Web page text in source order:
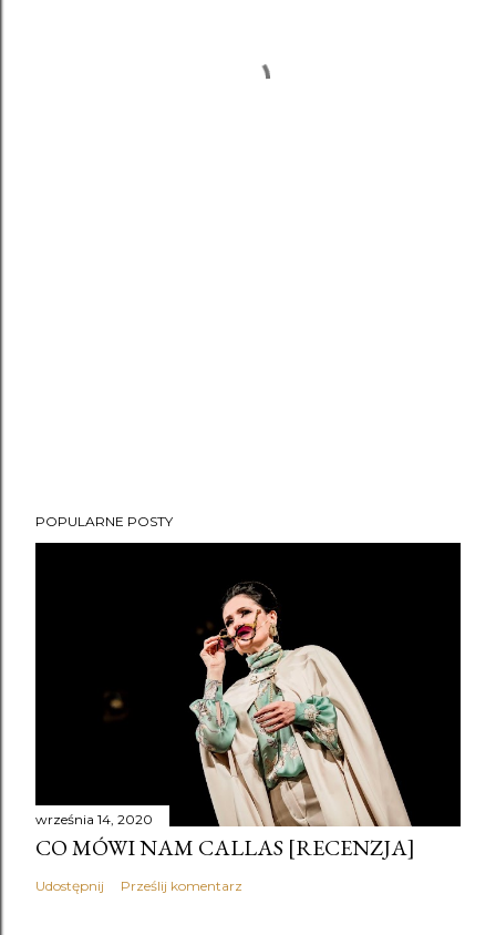
POPULARNE POSTY
września 14, 2020
CO MÓWI NAM CALLAS [RECENZJA]
Udostępnij Prześlij komentarz